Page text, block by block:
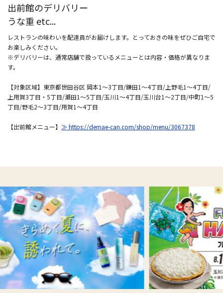
出前館のデリバリー
うな重 etc...
レストランの味わいを配達員がお届けします。とっておきの味をぜひご自宅で
お楽しみください。
※デリバリーは、通常店舗で扱っているメニューとは内容・価格が異なりま
す。
【対象区域】東京都世田谷区 岡本1～3丁目/鎌田1～4丁目/上野毛1～4丁目/
上用賀3丁目・5丁目/瀬田1～5丁目/玉川1～4丁目/玉川台1～2丁目/中町1～5
丁目/野毛2～3丁目/用賀1～4丁目
【出前館メニュー】 ≫ https://demae-can.com/shop/menu/3067378